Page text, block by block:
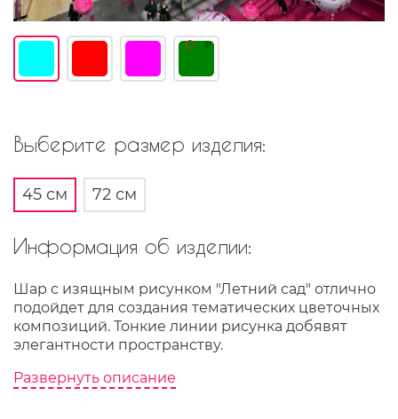
Выберите размер изделия:
45 см 72 см
Информация об изделии:
Шар с изящным рисунком "Летний сад" отлично
подойдет для создания тематических цветочных
композиций. Тонкие линии рисунка добявят
элегантности пространству.
Развернуть описание